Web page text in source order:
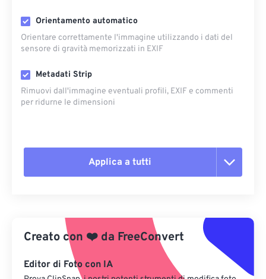
Orientamento automatico
Orientare correttamente l'immagine utilizzando i dati del
sensore di gravità memorizzati in EXIF
Metadati Strip
Rimuovi dall'immagine eventuali profili, EXIF ​​e commenti
per ridurne le dimensioni
Applica a tutti
Applica da preimpostazione
Salva come predefinito
Creato con ❤️ da FreeConvert
Editor di Foto con IA